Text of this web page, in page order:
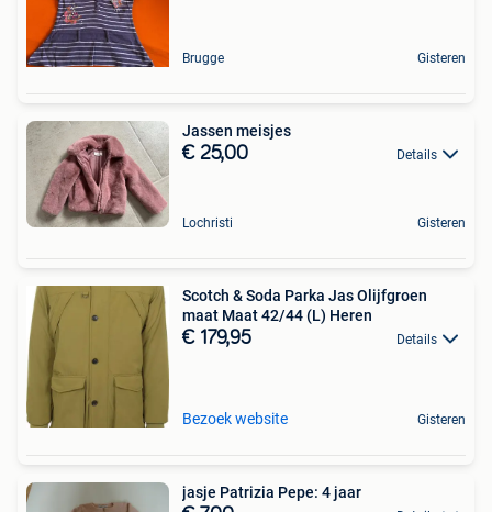
Brugge Gisteren
Jassen meisjes
€ 25,00 Details
Lochristi Gisteren
Scotch & Soda Parka Jas Olijfgroen
maat Maat 42/44 (L) Heren
€ 179,95 Details
Bezoek website Gisteren
jasje Patrizia Pepe: 4 jaar